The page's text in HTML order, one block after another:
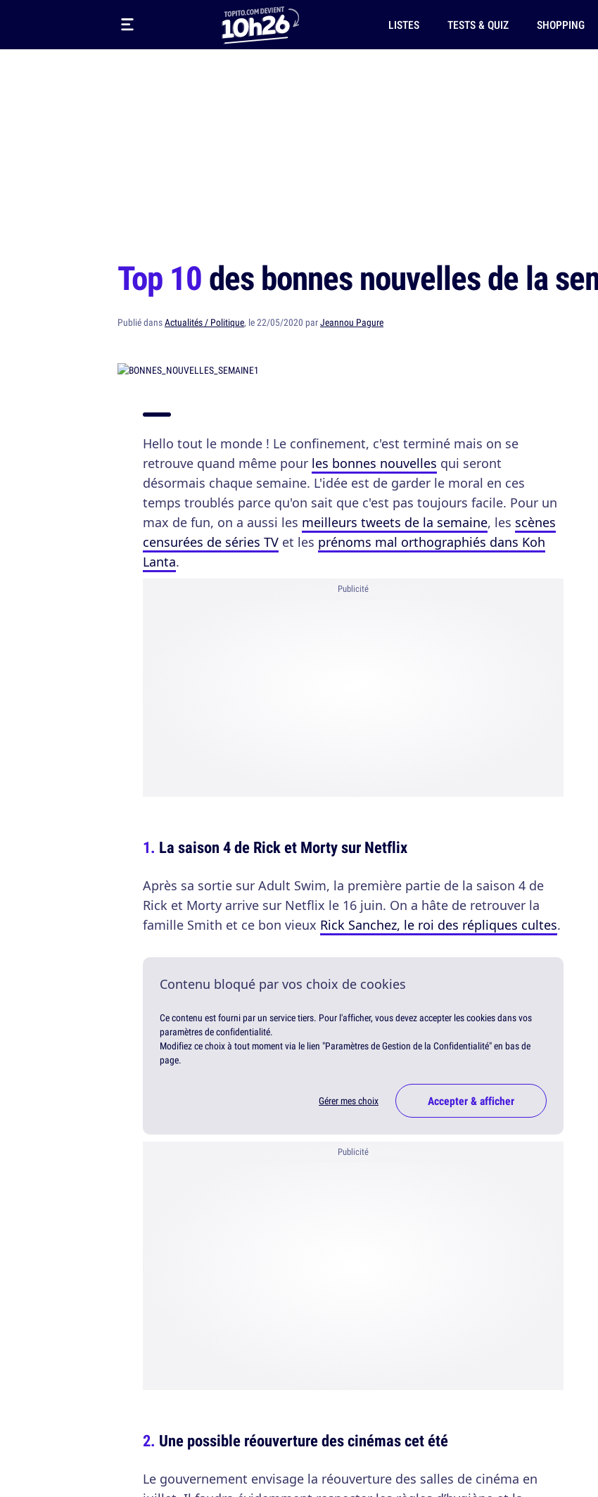
LISTES TESTS & QUIZ SHOPPING
Top 10des bonnes nouvelles de la
Publié dansActualités / Politique, le 22/05/2020 parJeannou Pagure
Hello tout le monde ! Le confinement, c'est terminé mais on se
retrouve quand même pour les bonnes nouvelles qui seront
désormais chaque semaine. L'idée est de garder le moral en ces
temps troublés parce qu'on sait que c'est pas toujours facile. Pour un
max de fun, on a aussi les meilleurs tweets de la semaine, les scènes
censurées de séries TV et les prénoms mal orthographiés dans Koh
Lanta.
Publicité
La saison 4 de Rick et Morty sur Netflix
Après sa sortie sur Adult Swim, la première partie de la saison 4 de
Rick et Morty arrive sur Netflix le 16 juin. On a hâte de retrouver la
famille Smith et ce bon vieux Rick Sanchez, le roi des répliques cultes.
Contenu bloqué par vos choix de cookies
Ce contenu est fourni par un service tiers. Pour l'afficher, vous devez accepter les cookies dans vos
paramètres de confidentialité.
Modifiez ce choix à tout moment via le lien "Paramètres de Gestion de la Confidentialité" en bas de
page.
Gérer mes choix Accepter & afficher
Publicité
Une possible réouverture des cinémas cet été
Le gouvernement envisage la réouverture des salles de cinéma en